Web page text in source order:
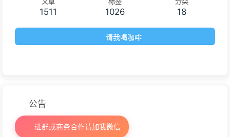
1511 1026 18
请我喝咖啡
公告
进群或商务合作请加我微信